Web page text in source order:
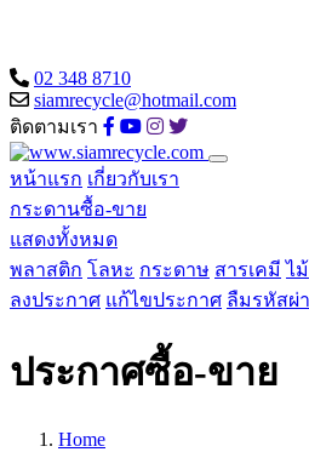
02 348 8710
siamrecycle@hotmail.com
ติดตามเรา
หน้าแรก เกี่ยวกับเรา
กระดานซื้อ-ขาย
แสดงทั้งหมด
พลาสติก โลหะ กระดาษ สารเคมี ไม้
ลงประกาศ แก้ไขประกาศ ลืมรหัสผ่
ประกาศซื้อ-ขาย
Home